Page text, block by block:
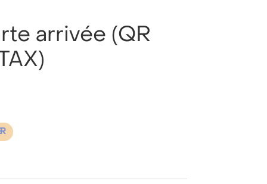
arrivée (QR